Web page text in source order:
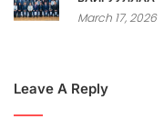
March 17, 2026
Leave A Reply